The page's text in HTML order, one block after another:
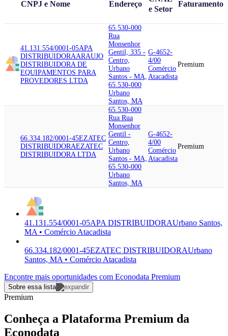
CNPJ e Nome Endereço
e Setor
Faturamento
41.131.554/0001-05APA
DISTRIBUIDORAARAUJO
DISTRIBUIDORA DE
EQUIPAMENTOS PARA
PROVEDORES LTDA
65.530-000
Rua
Monsenhor
Gentil, 335 -
Centro,
Urbano
Santos - MA,
65.530-000
Urbano
Santos, MA
G-4652-
4/00
Comércio
Atacadista
Premium
66.334.182/0001-45EZATEC
DISTRIBUIDORAEZATEC
DISTRIBUIDORA LTDA
65.530-000
Rua Rua
Monsenhor
Gentil -
Centro,
Urbano
Santos - MA,
65.530-000
Urbano
Santos, MA
G-4652-
4/00
Comércio
Atacadista
Premium
41.131.554/0001-05APA DISTRIBUIDORAUrbano Santos,
MA • Comércio Atacadista
66.334.182/0001-45EZATEC DISTRIBUIDORAUrbano
Santos, MA • Comércio Atacadista
Encontre mais oportunidades com Econodata Premium
Sobre essa lista
Premium
Conheça a Plataforma Premium da
Econodata